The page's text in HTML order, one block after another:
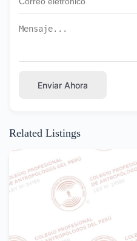
Enviar Ahora
Related Listings